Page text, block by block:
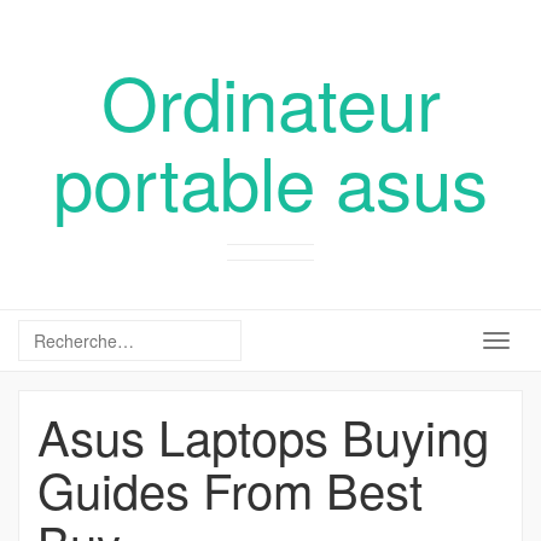
Ordinateur
portable asus
Asus Laptops Buying
Guides From Best